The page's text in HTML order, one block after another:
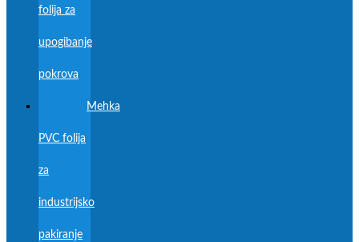
folija za
upogibanje
pokrova
Mehka
PVC folija
za
industrijsko
pakiranje